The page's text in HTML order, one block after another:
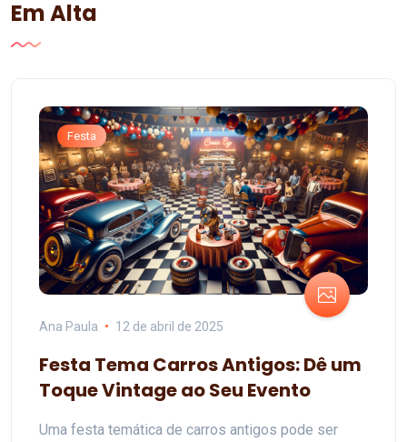
Em Alta
Festa
Ana Paula 12 de abril de 2025
Festa Tema Carros Antigos: Dê um
Toque Vintage ao Seu Evento
Uma festa temática de carros antigos pode ser